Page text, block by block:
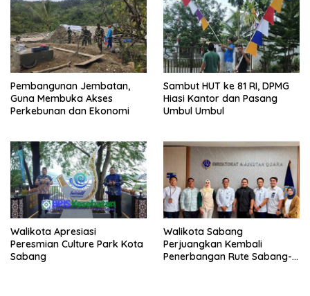
Pembangunan Jembatan,
Guna Membuka Akses
Perkebunan dan Ekonomi
Sambut HUT ke 81 RI, DPMG
Hiasi Kantor dan Pasang
Umbul Umbul
Walikota Apresiasi
Peresmian Culture Park Kota
Sabang
Walikota Sabang
Perjuangkan Kembali
Penerbangan Rute Sabang-